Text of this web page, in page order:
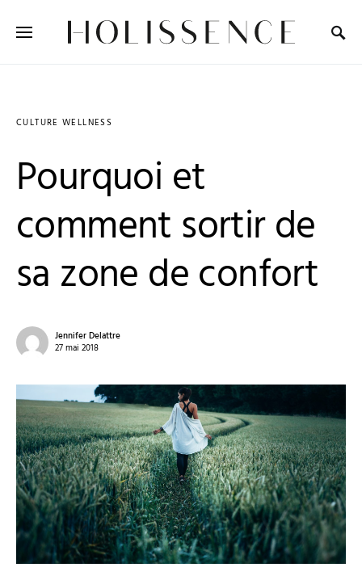
CULTURE WELLNESS
Pourquoi et
comment sortir de
sa zone de confort
Jennifer Delattre
27 mai 2018